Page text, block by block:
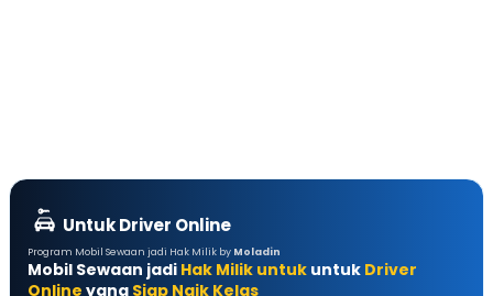
Untuk Driver Online
Program Mobil Sewaan jadi Hak Milik by Moladin
Mobil Sewaan jadi Hak Milik untuk untuk Driver
Online yang Siap Naik Kelas